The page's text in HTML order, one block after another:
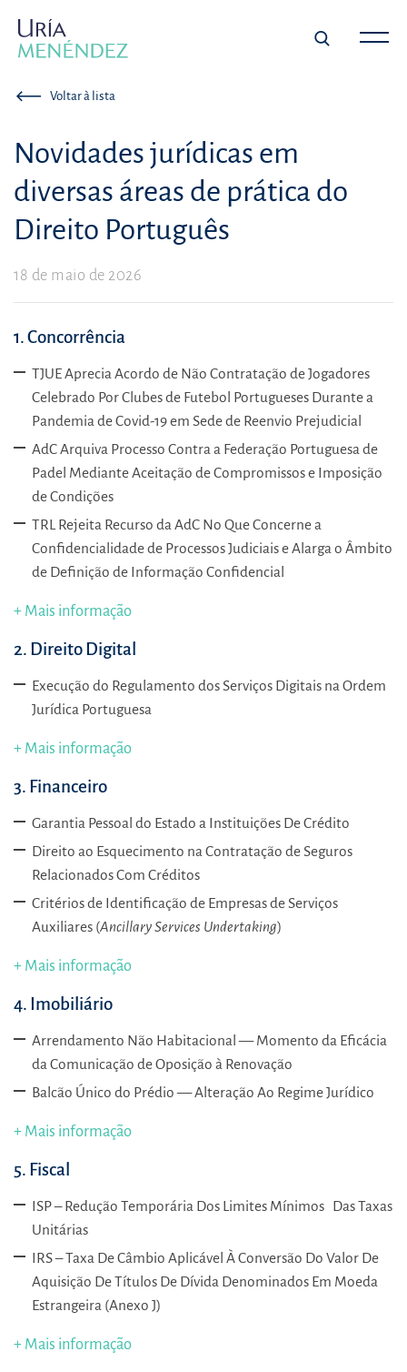
Voltar à lista
Novidades jurídicas em
diversas áreas de prática do
Direito Português
18 de maio de 2026
1. Concorrência
TJUE Aprecia Acordo de Não Contratação de Jogadores
Celebrado Por Clubes de Futebol Portugueses Durante a
Pandemia de Covid-19 em Sede de Reenvio Prejudicial
AdC Arquiva Processo Contra a Federação Portuguesa de
Padel Mediante Aceitação de Compromissos e Imposição
de Condições
TRL Rejeita Recurso da AdC No Que Concerne a
Confidencialidade de Processos Judiciais e Alarga o Âmbito
de Definição de Informação Confidencial
+ Mais informação
2. Direito Digital
Execução do Regulamento dos Serviços Digitais na Ordem
Jurídica Portuguesa
+ Mais informação
3. Financeiro
Garantia Pessoal do Estado a Instituições De Crédito
Direito ao Esquecimento na Contratação de Seguros
Relacionados Com Créditos
Critérios de Identificação de Empresas de Serviços
Auxiliares (Ancillary Services Undertaking)
+ Mais informação
4. Imobiliário
Arrendamento Não Habitacional — Momento da Eficácia
da Comunicação de Oposição à Renovação
Balcão Único do Prédio — Alteração Ao Regime Jurídico
+ Mais informação
5. Fiscal
ISP – Redução Temporária Dos Limites Mínimos Das Taxas
Unitárias
IRS – Taxa De Câmbio Aplicável À Conversão Do Valor De
Aquisição De Títulos De Dívida Denominados Em Moeda
Estrangeira (Anexo J)
+ Mais informação